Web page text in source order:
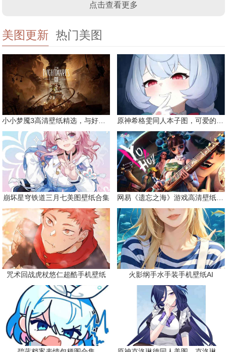
点击查看更多
美图更新 热门美图
崩坏星穹铁道三月七美图壁纸合集 网易《遗忘之海》游戏高清壁纸精选
咒术回战虎杖悠仁超酷手机壁纸 火影纲手水手装手机壁纸AI